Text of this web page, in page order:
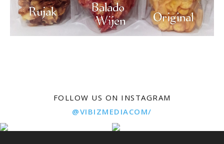
FOLLOW US ON INSTAGRAM
@VIBIZMEDIACOM/